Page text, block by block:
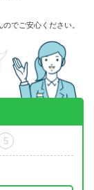
でご安心ください。
5